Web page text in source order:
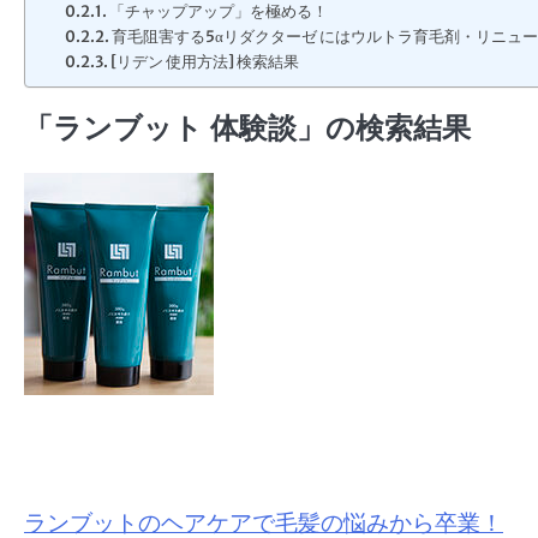
「チャップアップ」を極める！
育毛阻害する5αリダクターゼ にはウルトラ育毛剤・リニュ
[リデン 使用方法] 検索結果
「ランブット 体験談」の検索結果
ランブットのヘアケアで毛髪の悩みから卒業！